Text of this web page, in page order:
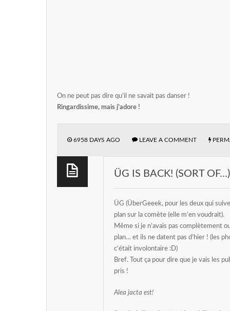
On ne peut pas dire qu’il ne savait pas danser !
Ringardissime, mais j’adore !
6958 DAYS AGO LEAVE A COMMENT
ÜG IS BACK! (SORT OF…)
ÜG (ÜberGeeek, pour les deux qui
plan sur la comète (elle m’en voudrait).
Même si je n’avais pas complètement
plan… et ils ne datent pas d’hier ! (les
c’était involontaire :D)
Bref. Tout ça pour dire que je vais les
pris !
Alea jacta est!